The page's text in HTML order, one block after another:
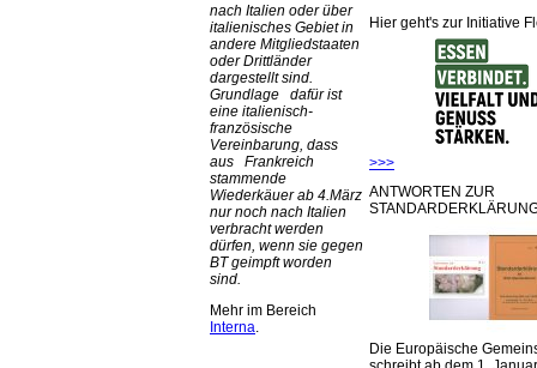
nach Italien oder über
italienisches Gebiet in
andere Mitgliedstaaten
oder Drittländer
dargestellt sind.
Grundlage dafür ist
eine italienisch-
französische
Vereinbarung, dass
aus Frankreich
stammende
Wiederkäuer ab 4.März
nur noch nach Italien
verbracht werden
dürfen, wenn sie gegen
BT geimpft worden
sind.
Mehr im Bereich
Interna.
Hier geht's zur Initiative
>>>
ANTWORTEN ZUR
Die Europäische